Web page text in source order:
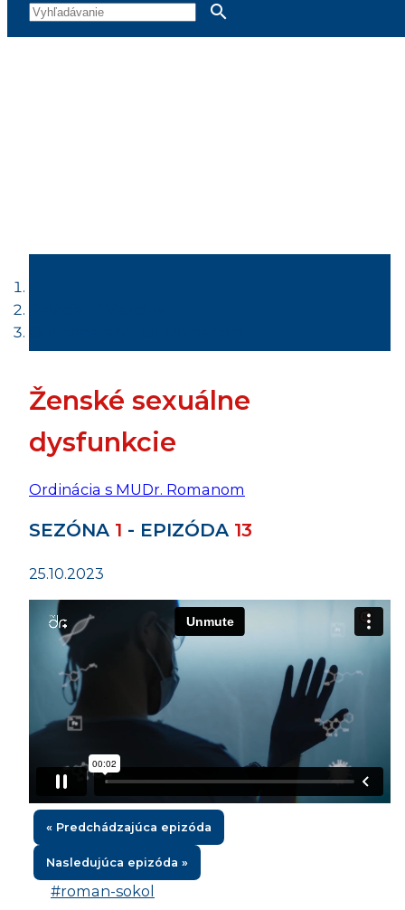
search
Ženské sexuálne
dysfunkcie
Ordinácia s MUDr. Romanom
SEZÓNA 1 - EPIZÓDA 13
25.10.2023
« Predchádzajúca epizóda
Nasledujúca epizóda »
#roman-sokol